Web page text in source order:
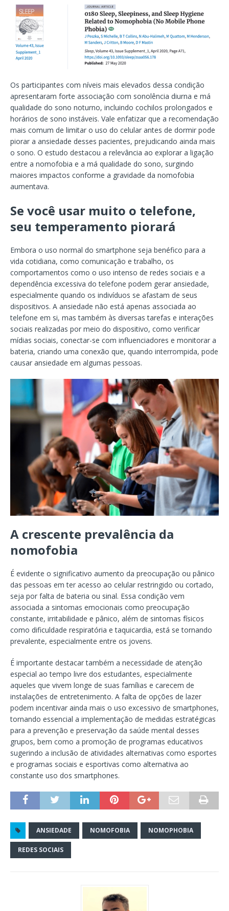
Os participantes com níveis mais elevados dessa condição
apresentaram forte associação com sonolência diurna e má
qualidade do sono noturno, incluindo cochilos prolongados e
horários de sono instáveis. Vale enfatizar que a recomendação
mais comum de limitar o uso do celular antes de dormir pode
piorar a ansiedade desses pacientes, prejudicando ainda mais
o sono. O estudo destacou a relevância ao explorar a ligação
entre a nomofobia e a má qualidade do sono, surgindo
maiores impactos conforme a gravidade da nomofobia
aumentava.
Se você usar muito o telefone,
seu temperamento piorará
Embora o uso normal do smartphone seja benéfico para a
vida cotidiana, como comunicação e trabalho, os
comportamentos como o uso intenso de redes sociais e a
dependência excessiva do telefone podem gerar ansiedade,
especialmente quando os indivíduos se afastam de seus
dispositivos. A ansiedade não está apenas associada ao
telefone em si, mas também às diversas tarefas e interações
sociais realizadas por meio do dispositivo, como verificar
mídias sociais, conectar-se com influenciadores e monitorar a
bateria, criando uma conexão que, quando interrompida, pode
causar ansiedade em algumas pessoas.
A crescente prevalência da
nomofobia
É evidente o significativo aumento da preocupação ou pânico
das pessoas em ter acesso ao celular restringido ou cortado,
seja por falta de bateria ou sinal. Essa condição vem
associada a sintomas emocionais como preocupação
constante, irritabilidade e pânico, além de sintomas físicos
como dificuldade respiratória e taquicardia, está se tornando
prevalente, especialmente entre os jovens.
É importante destacar também a necessidade de atenção
especial ao tempo livre dos estudantes, especialmente
aqueles que vivem longe de suas famílias e carecem de
instalações de entretenimento. A falta de opções de lazer
podem incentivar ainda mais o uso excessivo de smartphones,
tornando essencial a implementação de medidas estratégicas
para a prevenção e preservação da saúde mental desses
grupos, bem como a promoção de programas educativos
sugerindo a inclusão de atividades alternativas como esportes
e programas sociais e esportivas como alternativa ao
constante uso dos smartphones.
ANSIEDADE NOMOFOBIA NOMOPHOBIA
REDES SOCIAIS